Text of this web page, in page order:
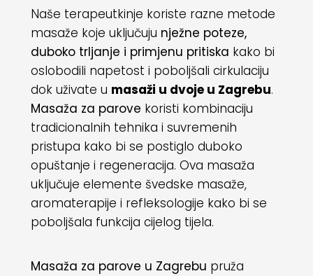
Naše terapeutkinje koriste razne metode
masaže koje uključuju nježne poteze,
duboko trljanje i primjenu pritiska kako bi
oslobodili napetost i poboljšali cirkulaciju
dok uživate u masaži u dvoje u Zagrebu.
Masaža za parove koristi kombinaciju
tradicionalnih tehnika i suvremenih
pristupa kako bi se postiglo duboko
opuštanje i regeneracija. Ova masaža
uključuje elemente švedske masaže,
aromaterapije i refleksologije kako bi se
poboljšala funkcija cijelog tijela.
Masaža za parove u Zagrebu pruža